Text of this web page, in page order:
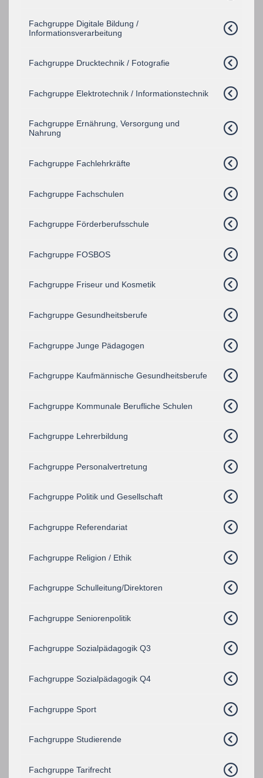
Fachgruppe Digitale Bildung /
Informationsverarbeitung
Fachgruppe Drucktechnik / Fotografie
Fachgruppe Elektrotechnik / Informationstechnik
Fachgruppe Ernährung, Versorgung und
Nahrung
Fachgruppe Fachlehrkräfte
Fachgruppe Fachschulen
Fachgruppe Förderberufsschule
Fachgruppe FOSBOS
Fachgruppe Friseur und Kosmetik
Fachgruppe Gesundheitsberufe
Fachgruppe Junge Pädagogen
Fachgruppe Kaufmännische Gesundheitsberufe
Fachgruppe Kommunale Berufliche Schulen
Fachgruppe Lehrerbildung
Fachgruppe Personalvertretung
Fachgruppe Politik und Gesellschaft
Fachgruppe Referendariat
Fachgruppe Religion / Ethik
Fachgruppe Schulleitung/Direktoren
Fachgruppe Seniorenpolitik
Fachgruppe Sozialpädagogik Q3
Fachgruppe Sozialpädagogik Q4
Fachgruppe Sport
Fachgruppe Studierende
Fachgruppe Tarifrecht